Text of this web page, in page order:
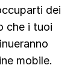
dei
che i tuoi
mobile.